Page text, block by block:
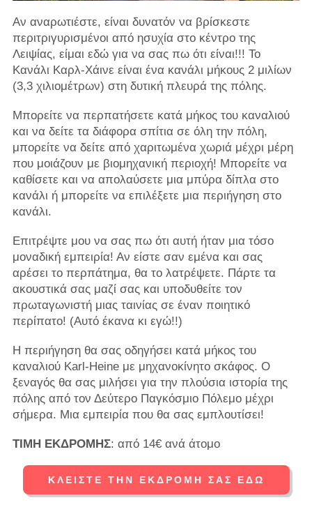
Αν αναρωτιέστε, είναι δυνατόν να βρίσκεστε
περιτριγυρισμένοι από ησυχία στο κέντρο της
Λειψίας, είμαι εδώ για να σας πω ότι είναι!!! Το
Κανάλι Καρλ-Χάινε είναι ένα κανάλι μήκους 2 μιλίων
(3,3 χιλιομέτρων) στη δυτική πλευρά της πόλης.
Μπορείτε να περπατήσετε κατά μήκος του καναλιού
και να δείτε τα διάφορα σπίτια σε όλη την πόλη,
μπορείτε να δείτε από χαριτωμένα χωριά μέχρι μέρη
που μοιάζουν με βιομηχανική περιοχή! Μπορείτε να
καθίσετε και να απολαύσετε μια μπύρα δίπλα στο
κανάλι ή μπορείτε να επιλέξετε μια περιήγηση στο
κανάλι.
Επιτρέψτε μου να σας πω ότι αυτή ήταν μια τόσο
μοναδική εμπειρία! Αν είστε σαν εμένα και σας
αρέσει το περπάτημα, θα το λατρέψετε. Πάρτε τα
ακουστικά σας μαζί σας και υποδυθείτε τον
πρωταγωνιστή μιας ταινίας σε έναν ποιητικό
περίπατο! (Αυτό έκανα κι εγώ!!)
Η περιήγηση θα σας οδηγήσει κατά μήκος του
καναλιού Karl-Heine με μηχανοκίνητο σκάφος. Ο
ξεναγός θα σας μιλήσει για την πλούσια ιστορία της
πόλης από τον Δεύτερο Παγκόσμιο Πόλεμο μέχρι
σήμερα. Μια εμπειρία που θα σας εμπλουτίσει!
ΤΙΜΗ ΕΚΔΡΟΜΗΣ: από 14€ ανά άτομο
ΚΛΕΊΣΤΕ ΤΗΝ ΕΚΔΡΟΜΉ ΣΑΣ ΕΔΏ